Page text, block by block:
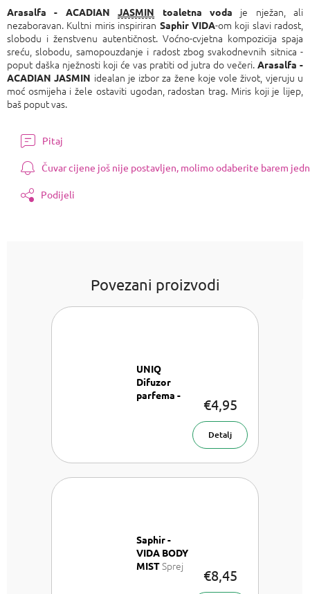
Arasalfa - ACADIANJASMIN toaletna voda
je nježan, ali
nezaboravan. Kultni miris inspiriran Saphir VIDA-om koji slavi radost,
slobodu i ženstvenu autentičnost. Voćno-cvjetna kompozicija spaja
sreću, slobodu, samopouzdanje i radost zbog svakodnevnih sitnica -
poput daška nježnosti koji će vas pratiti od jutra do večeri. Arasalfa -
ACADIAN JASMIN idealan je izbor za žene koje vole život, vjeruju u
moć osmijeha i žele ostaviti ugodan, radostan trag. Miris koji je lijep,
baš poput vas.
Pitaj
Čuvar cijene još nije postavljen, molimo odaberite barem
Podijeli
Povezani proizvodi
UNIQ
Difuzor
parfema -
€4,95
Detalj
Saphir -
VIDA BODY
MISTSprej
€8,45